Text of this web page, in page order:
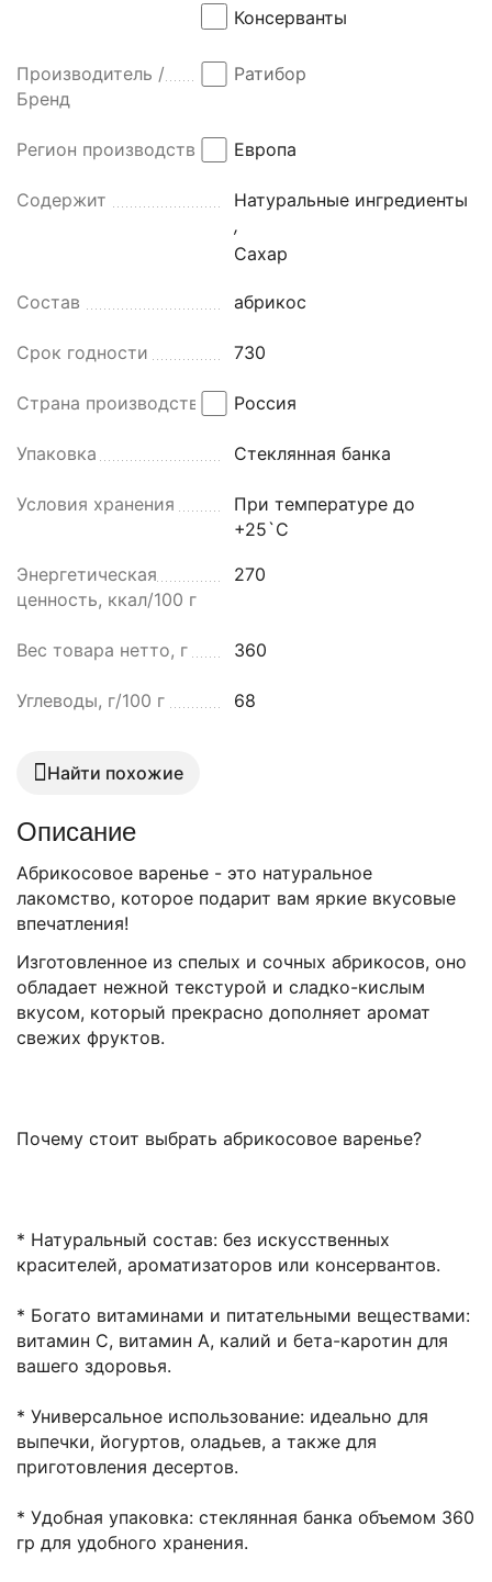
Консерванты
Производитель /
Бренд
Ратибор
Регион производства Европа
Содержит
Натуральные ингредиенты
,
Сахар
Состав абрикос
Срок годности 730
Страна производства Россия
Упаковка Стеклянная банка
Условия хранения
При температуре до
+25`С
Энергетическая
ценность, ккал/100 г
270
Вес товара нетто, г 360
Углеводы, г/100 г 68
Найти похожие
Описание
Абрикосовое варенье - это натуральное
лакомство, которое подарит вам яркие вкусовые
впечатления!
Изготовленное из спелых и сочных абрикосов, оно
обладает нежной текстурой и сладко-кислым
вкусом, который прекрасно дополняет аромат
свежих фруктов.
Почему стоит выбрать абрикосовое варенье?
* Натуральный состав: без искусственных
красителей, ароматизаторов или консервантов.
* Богато витаминами и питательными веществами:
витамин С, витамин А, калий и бета-каротин для
вашего здоровья.
* Универсальное использование: идеально для
выпечки, йогуртов, оладьев, а также для
приготовления десертов.
* Удобная упаковка: стеклянная банка объемом 360
гр для удобного хранения.